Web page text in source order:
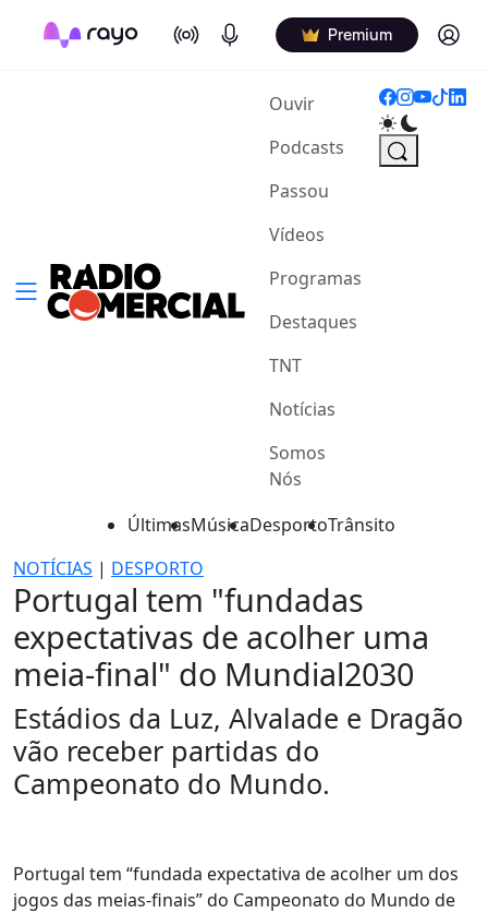
On Air Podcasts Premium Log in
Ouvir(current)
Podcasts
Passou
Vídeos
Programas
Destaques
TNT
Notícias
Somos
Nós
ÚltimasMúsicaDesportoTrânsito
NOTÍCIAS | DESPORTO
Portugal tem "fundadas
expectativas de acolher uma
meia-final" do Mundial2030
Estádios da Luz, Alvalade e Dragão
vão receber partidas do
Campeonato do Mundo.
Portugal tem “fundada expectativa de acolher um dos
jogos das meias-finais” do Campeonato do Mundo de